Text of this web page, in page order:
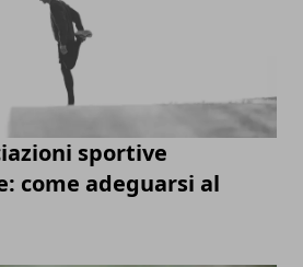
sportive
come adeguarsi al